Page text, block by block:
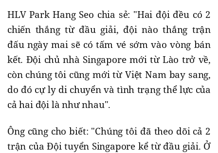
HLV Park Hang Seo chia sẻ: "Hai đội đều có 2
chiến thắng từ đầu giải, đội nào thắng trận
đấu ngày mai sẽ có tấm vé sớm vào vòng bán
kết. Đội chủ nhà Singapore mới từ Lào trở về,
còn chúng tôi cũng mới từ Việt Nam bay sang,
do đó cự ly di chuyển và tình trạng thể lực của
cả hai đội là như nhau".
Ông cũng cho biết: "Chúng tôi đã theo dõi cả 2
trận của Đội tuyển Singapore kể từ đầu giải. Ở